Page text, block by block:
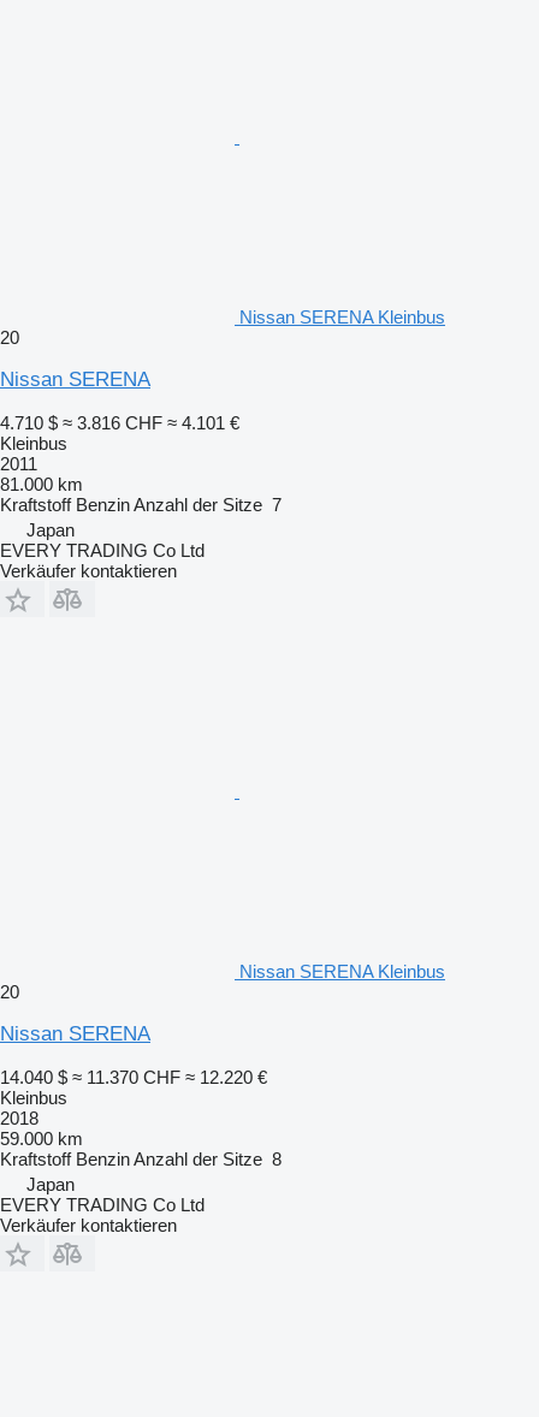
Nissan SERENA Kleinbus
20
Nissan SERENA
4.710 $ ≈ 3.816 CHF ≈ 4.101 €
Kleinbus
2011
81.000 km
Kraftstoff BenzinAnzahl der Sitze 7
Japan
EVERY TRADING Co Ltd
Verkäufer kontaktieren
Nissan SERENA Kleinbus
20
Nissan SERENA
14.040 $ ≈ 11.370 CHF ≈ 12.220 €
Kleinbus
2018
59.000 km
Kraftstoff BenzinAnzahl der Sitze 8
Japan
EVERY TRADING Co Ltd
Verkäufer kontaktieren